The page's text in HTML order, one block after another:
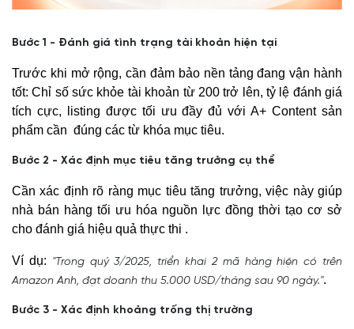
Bước 1 - Đánh giá tình trạng tài khoản hiện tại
Trước khi mở rộng, cần đảm bảo nền tảng đang vận hành
tốt: Chỉ số sức khỏe tài khoản từ 200 trở lên, tỷ lệ đánh giá
tích cực, listing được tối ưu đầy đủ với A+ Content sản
phẩm cần đúng các từ khóa mục tiêu.
Bước 2 - Xác định mục tiêu tăng trưởng cụ thể
Cần xác định rõ ràng mục tiêu tăng trưởng, việc này giúp
nhà bán hàng tối ưu hóa nguồn lực đồng thời tạo cơ sở
cho đánh giá hiệu quả thực thi .
Ví dụ: "Trong quý 3/2025, triển khai 2 mã hàng hiện có trên
Amazon Anh, đạt doanh thu 5.000 USD/tháng sau 90 ngày.".
Bước 3 - Xác định khoảng trống thị trường